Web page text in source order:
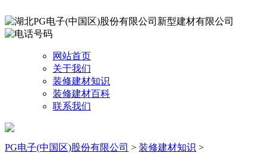
网站首页
关于我们
装修建材知识
装修建材百科
联系我们
PG电子(中国区)股份有限公司 > 装修建材知识 >